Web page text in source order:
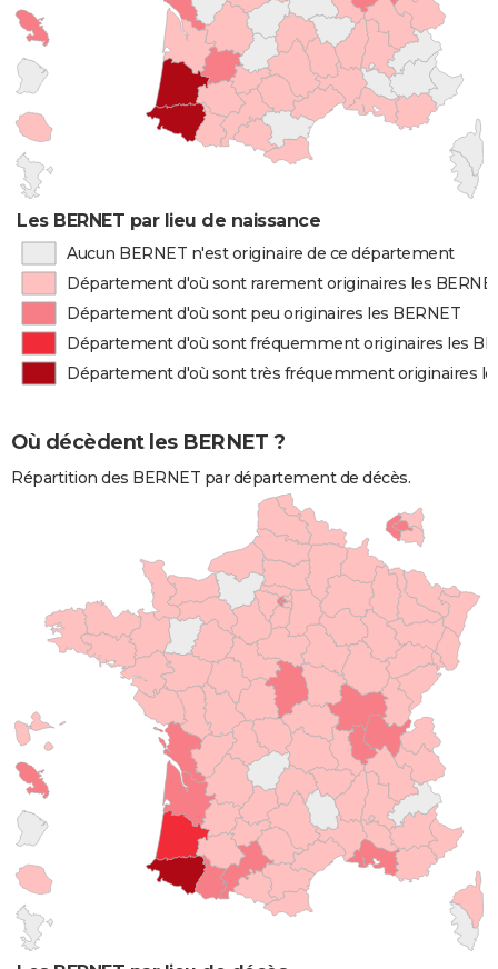
Les BERNET par lieu de naissance
Aucun BERNET n'est originaire de ce département
Département d'où sont rarement originaires les
Département d'où sont peu originaires les BERNET
Département d'où sont fréquemment originaires les
Département d'où sont très fréquemment originaires
Où décèdent les BERNET ?
Répartition des BERNET par département de décès.